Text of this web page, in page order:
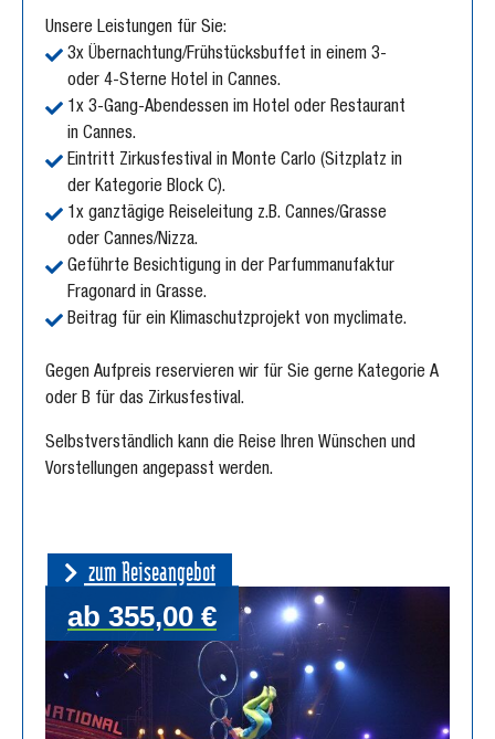
Unsere Leistungen für Sie:
3x Übernachtung/Frühstücksbuffet in einem 3-
oder 4-Sterne Hotel in Cannes.
1x 3-Gang-Abendessen im Hotel oder Restaurant
in Cannes.
Eintritt Zirkusfestival in Monte Carlo (Sitzplatz in
der Kategorie Block C).
1x ganztägige Reiseleitung z.B. Cannes/Grasse
oder Cannes/Nizza.
Geführte Besichtigung in der Parfummanufaktur
Fragonard in Grasse.
Beitrag für ein Klimaschutzprojekt von myclimate.
Gegen Aufpreis reservieren wir für Sie gerne Kategorie A
oder B für das Zirkusfestival.
Selbstverständlich kann die Reise Ihren Wünschen und
Vorstellungen angepasst werden.
zum Reiseangebot
ab 355,00 €